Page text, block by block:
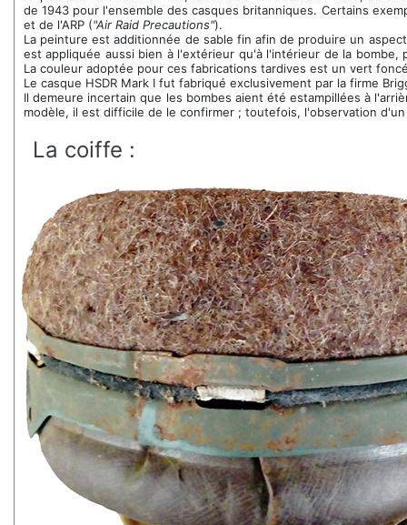
de 1943 pour l'ensemble des casques britanniques. Certains
et de l'ARP ("Air Raid Precautions").
La peinture est additionnée de sable fin afin de produire un
est appliquée aussi bien à l'extérieur qu'à l'intérieur de la
La couleur adoptée pour ces fabrications tardives est un vert
Le casque HSDR Mark I fut fabriqué exclusivement par la firme
Il demeure incertain que les bombes aient été estampillées à
modèle, il est difficile de le confirmer ; toutefois, l'observation
La coiffe :